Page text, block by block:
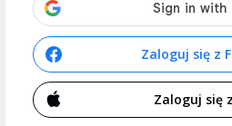
Zaloguj się z
Zaloguj się